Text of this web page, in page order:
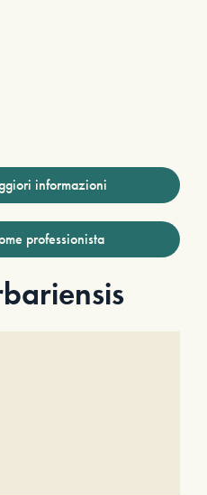
informazioni
professionista